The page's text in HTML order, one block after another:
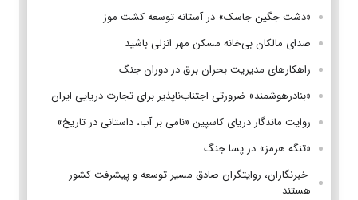
«دشت جگین جاسک» در آستانه توسعه کشت موز
صدای مالکان بی‌خانه مسکن مهر انزلی باشید
راهکارهای مدیریت بحران برق در دوران جنگ
«بنادرهوشمند» ضرورتی اجتناب‌ناپذیر برای تجارت دریایی ایران
روایت ماندگار دریای کاسپین «نامی بر آب، داستانی در تاریخ»
«تنگه هرمز» در پسا جنگ
‌ خبرنگاران، روایتگران صادق مسیر توسعه و پیشرفت کشور
هستند